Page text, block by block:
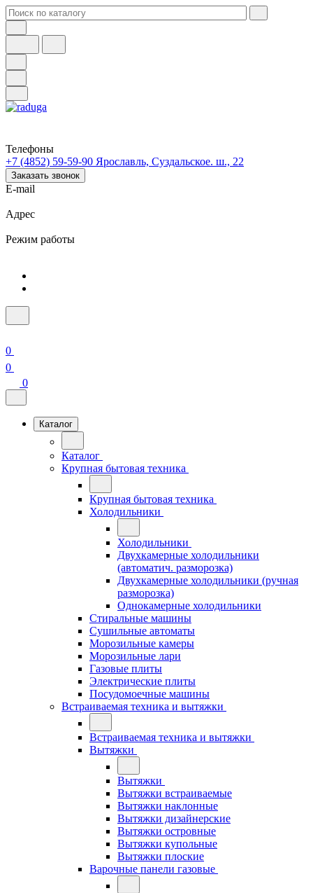
Телефоны
+7 (4852) 59-59-90 Ярославль, Суздальское. ш., 22
Заказать звонок
E-mail
Адрес
Режим работы
0
0
0
Каталог
Каталог
Крупная бытовая техника
Крупная бытовая техника
Холодильники
Холодильники
Двухкамерные холодильники
(автоматич. разморозка)
Двухкамерные холодильники (ручная
разморозка)
Однокамерные холодильники
Стиральные машины
Сушильные автоматы
Морозильные камеры
Морозильные лари
Газовые плиты
Электрические плиты
Посудомоечные машины
Встраиваемая техника и вытяжки
Встраиваемая техника и вытяжки
Вытяжки
Вытяжки
Вытяжки встраиваемые
Вытяжки наклонные
Вытяжки дизайнерские
Вытяжки островные
Вытяжки купольные
Вытяжки плоские
Варочные панели газовые